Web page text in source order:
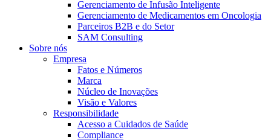
Educação continuada para profissionais da saúde. Acesse a
Aesculap Academy Brasil e inscreva-se!
Gerenciamento de Infusão Inteligente
Gerenciamento de Medicamentos em Oncologia
Parceiros B2B e do Setor
SAM Consulting
Sobre nós
Empresa
Fatos e Números
Marca
Núcleo de Inovações
Visão e Valores
Responsibilidade
Acesso a Cuidados de Saúde
Compliance